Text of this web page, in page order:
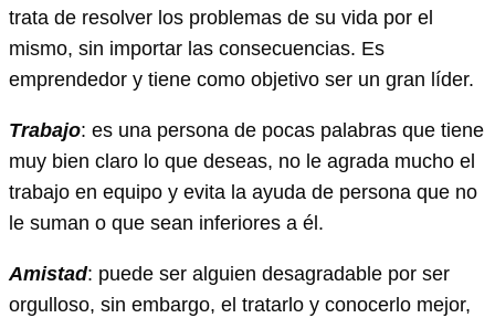
trata de resolver los problemas de su vida por el
mismo, sin importar las consecuencias. Es
emprendedor y tiene como objetivo ser un gran líder.
Trabajo: es una persona de pocas palabras que tiene
muy bien claro lo que deseas, no le agrada mucho el
trabajo en equipo y evita la ayuda de persona que no
le suman o que sean inferiores a él.
Amistad: puede ser alguien desagradable por ser
orgulloso, sin embargo, el tratarlo y conocerlo mejor,